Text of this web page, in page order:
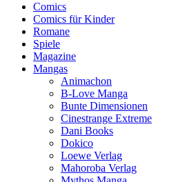
Comics
Comics für Kinder
Romane
Spiele
Magazine
Mangas
Animachon
B-Love Manga
Bunte Dimensionen
Cinestrange Extreme
Dani Books
Dokico
Loewe Verlag
Mahoroba Verlag